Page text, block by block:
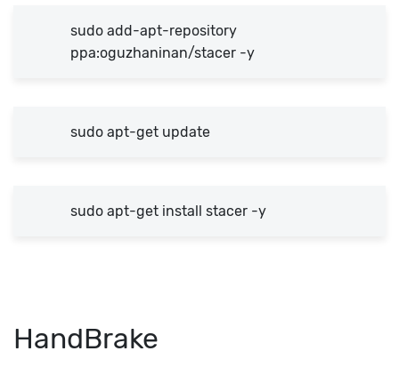
sudo add-apt-repository
ppa:oguzhaninan/stacer -y
sudo apt-get update
sudo apt-get install stacer -y
HandBrake